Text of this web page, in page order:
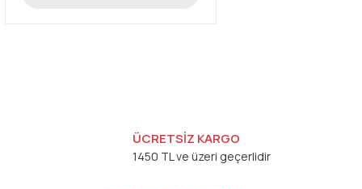
ÜCRETSİZ KARGO
1450 TL ve üzeri geçerlidir